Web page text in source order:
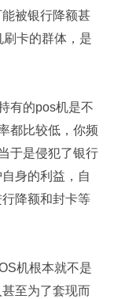
被银行降额甚
卡的群体，是
有的pos机是不
都比较低，你频
于是侵犯了银行
身的利益，自
降额和封卡等
机根本就不是
至为了套现而